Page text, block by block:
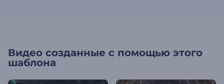
Видео созданные с помощью этого
шаблона